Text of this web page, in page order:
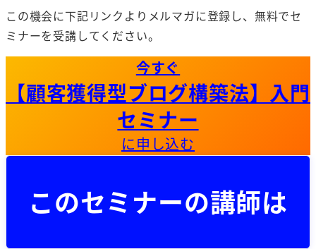
この機会に下記リンクよりメルマガに登録し、無料でセ
ミナーを受講してください。
今すぐ
【顧客獲得型ブログ構築法】入門
セミナー
に申し込む
このセミナーの講師は